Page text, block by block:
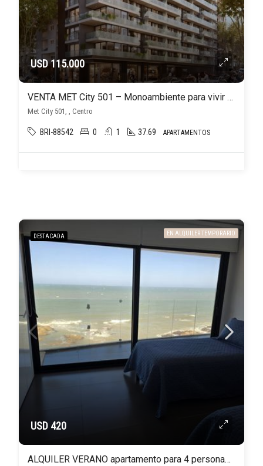
USD 115.000
VENTA MET City 501 – Monoambiente para vivir o invertir en el Centro Montevideo
Met City 501, , Centro
BRI-88542 0 1 37.69 APARTAMENTOS
DESTACADA EN ALQUILER TEMPORARIO
USD 420
ALQUILER VERANO apartamento para 4 personas Bonaire IV Punta del Este